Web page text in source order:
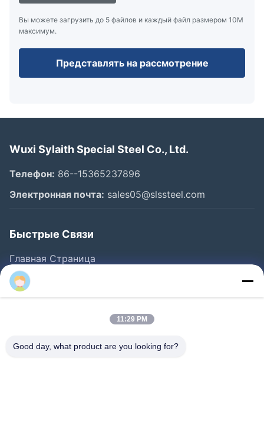
Вы можете загрузить до 5 файлов и каждый файл размером 10M
максимум.
Представлять на рассмотрение
Wuxi Sylaith Special Steel Co., Ltd.
Телефон: 86--15365237896
Электронная почта: sales05@slssteel.com
Быстрые Связи
Главная Страница
Продукция
Ролики
Наша Фабрика
11:29 PM
Good day, what product are you looking for?